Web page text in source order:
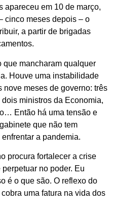
apareceu em 10 de março,
cinco meses depois – o
a partir de brigadas
que mancharam qualquer
Houve uma instabilidade
nove meses de governo: três
ministros da Economia,
Então há uma tensão e
que não tem
a pandemia.
procura fortalecer a crise
no poder. Eu
é o que são. O reflexo do
uma fatura na vida dos